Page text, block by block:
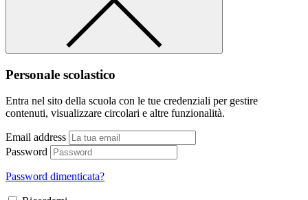
Personale scolastico
Entra nel sito della scuola con le tue credenziali per gestire
contenuti, visualizzare circolari e altre funzionalità.
Email address
Password
Password dimenticata?